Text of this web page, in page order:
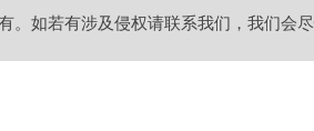
。如若有涉及侵权请联系我们，我们会